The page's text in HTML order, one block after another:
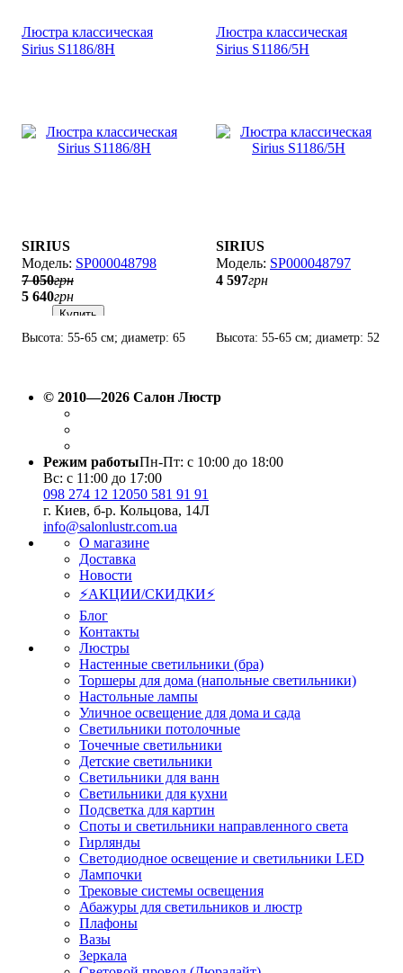
Люстра классическая
Sirius S1186/8H
SIRIUS
SP000048798
7 050грн
5 640грн
Купить
Высота: 55-65 см; диаметр: 65
Люстра классическая
Sirius S1186/5H
SIRIUS
SP000048797
4 597грн
Высота: 55-65 см; диаметр: 52
© 2010—2026 Салон Люстр
Режим работыПн-Пт: с 10:00 до 18:00
Вс: с 11:00 до 17:00
098 274 12 12050 581 91 91
г. Киев, б-р. Кольцова, 14Л
info@salonlustr.com.ua
О магазине
Доставка
Новости
⚡АКЦИИ/СКИДКИ⚡
Блог
Контакты
Люстры
Настенные светильники (бра)
Торшеры для дома (напольные светильники)
Настольные лампы
Уличное освещение для дома и сада
Светильники потолочные
Точечные светильники
Детские светильники
Светильники для ванн
Светильники для кухни
Подсветка для картин
Споты и светильники направленного света
Гирлянды
Светодиодное освещение и светильники LED
Лампочки
Трековые системы освещения
Абажуры для светильников и люстр
Плафоны
Вазы
Зеркала